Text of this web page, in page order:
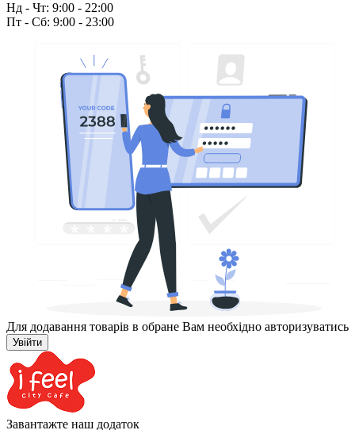
Нд - Чт: 9:00 - 22:00
Пт - Сб: 9:00 - 23:00
Для додавання товарів в обране Вам необхідно авторизуватись
Увійти
Завантажте наш додаток